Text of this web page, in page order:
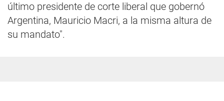
último presidente de corte liberal que gobernó
Argentina, Mauricio Macri, a la misma altura de
su mandato".